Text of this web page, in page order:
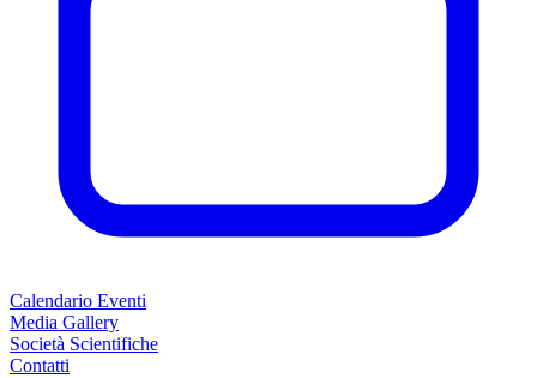
Calendario Eventi
Media Gallery
Società Scientifiche
Contatti